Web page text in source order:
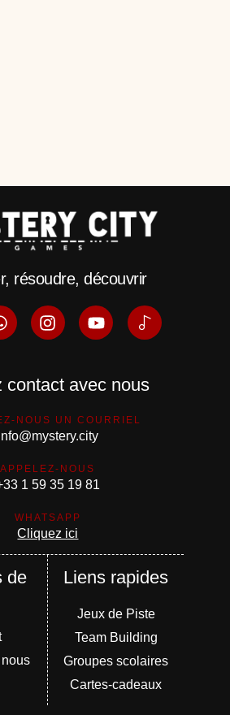
résoudre, découvrir
contact avec nous
NOUS UN COURRIEL
APPELEZ-NOUS
1 59 35 19 81
WHATSAPP
Cliquez ici
de
Liens rapides
Jeux de Piste
Team Building
Groupes scolaires
Cartes-cadeaux